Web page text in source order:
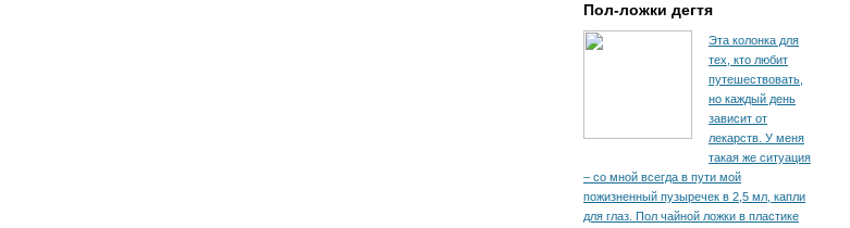
Пол-ложки дегтя
Эта колонка для
тех, кто любит
путешествовать,
но каждый день
зависит от
лекарств. У меня
такая же ситуация
– со мной всегда в пути мой
пожизненный пузыречек в 2,5 мл, капли
для глаз. Пол чайной ложки в пластике